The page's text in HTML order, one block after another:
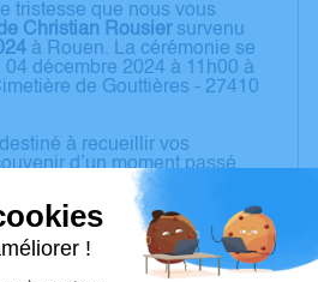
tristesse que nous vous
Christian Rousiersurvenu
à Rouen. La cérémonie se
décembre 2024 à 11h00 à
de Gouttières - 27410
à recueillir vos
d’un moment passé.
des fleurs naturelles.
d’arbre hommage est